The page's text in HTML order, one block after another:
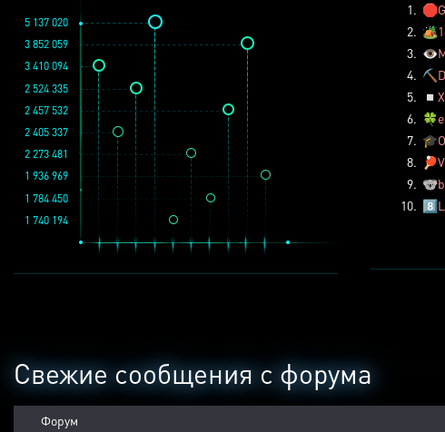
1 936 969
3 852 059
2 457 532
1 784 450
2 273 481
1 740 194
5 137 020
2 524 335
2 405 337
3 410 094
1. 🛑
2. 🏕️
3. 👁️
4. ⛏️
5.
◽
6. 🍀
7. 🎓
8.
🏓
9. 🐨
10. 8️⃣
Свежие сообщения с форума
Форум